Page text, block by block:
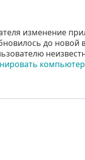
изменение
до новой
компьютер